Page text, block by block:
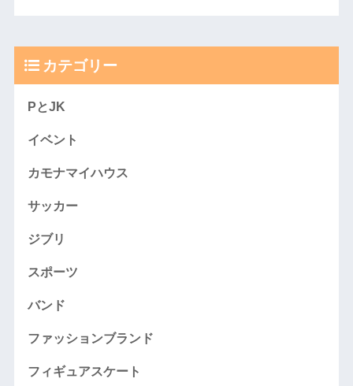
カテゴリー
PとJK
イベント
カモナマイハウス
サッカー
ジブリ
スポーツ
バンド
ファッションブランド
フィギュアスケート